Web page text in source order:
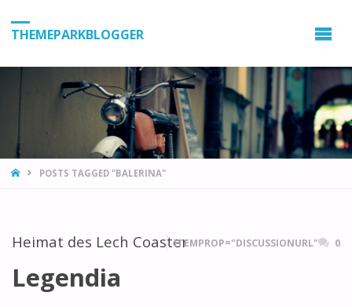
THEMEPARKBLOGGER
HOMEPOSTS TAGGED "BALERINA"
Heimat des Lech CoasterITEMPROP="DISCUSSIONURL" 0
Legendia